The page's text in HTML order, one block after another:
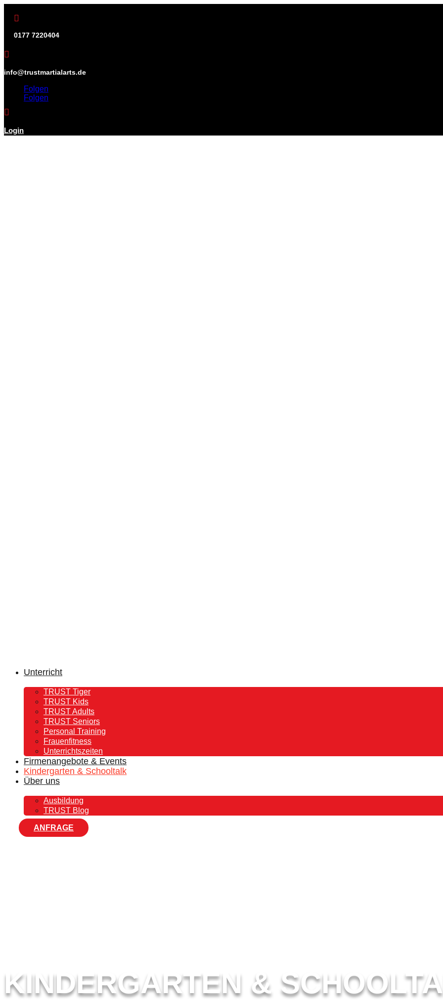

0177 7220404

info@trustmartialarts.de
Folgen
Folgen

Login
Unterricht
TRUST Tiger
TRUST Kids
TRUST Adults
TRUST Seniors
Personal Training
Frauenfitness
Unterrichtszeiten
Firmenangebote & Events
Kindergarten & Schooltalk
Über uns
Ausbildung
TRUST Blog
ANFRAGE
KINDERGARTEN &